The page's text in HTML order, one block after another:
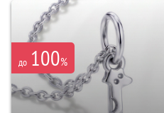
до 100%